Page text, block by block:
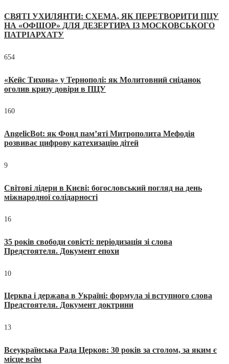
СВЯТІ УХИЛЯНТИ: СХЕМА, ЯК ПЕРЕТВОРИТИ ПЦУ
НА «ОФШОР» ДЛЯ ДЕЗЕРТИРА ІЗ МОСКОВСЬКОГО
ПАТРІАРХАТУ
654
«Кейс Тихона» у Тернополі: як Молитовний сніданок
оголив кризу довіри в ПЦУ
160
AngelicBot: як Фонд пам’яті Митрополита Мефодія
розвиває цифрову катехизацію дітей
9
Світові лідери в Києві: богословський погляд на день
міжнародної солідарності
16
35 років свободи совісті: періодизація зі слова
Предстоятеля. Документ епохи
10
Церква і держава в Україні: формула зі вступного слова
Предстоятеля. Документ доктрини
13
Всеукраїнська Рада Церков: 30 років за столом, за яким є
місце всім